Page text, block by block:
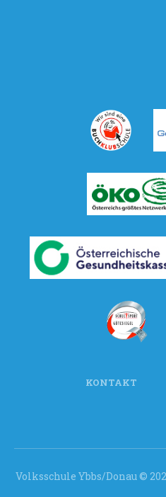
KONTAKT
Volksschule Ybbs/Donau ©